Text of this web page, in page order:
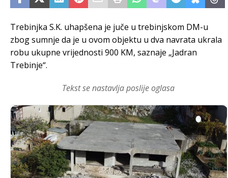
Trebinjka S.K. uhapšena je juče u trebinjskom DM-u
zbog sumnje da je u ovom objektu u dva navrata ukrala
robu ukupne vrijednosti 900 KM, saznaje „Jadran
Trebinje“.
Tekst se nastavlja poslije oglasa